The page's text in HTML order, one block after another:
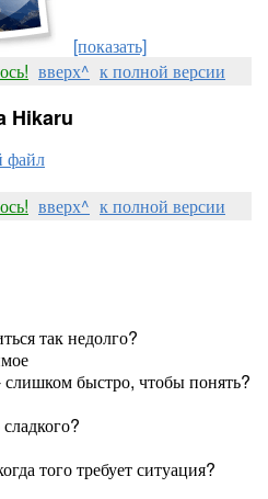
[показать]
вверх^ к полной версии
Hikaru
файл
вверх^ к полной версии
так недолго?
слишком быстро, чтобы понять?
того требует ситуация?